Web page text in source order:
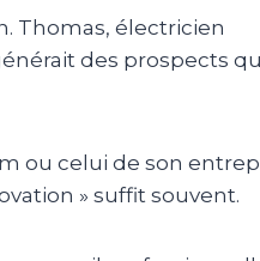
Thomas, électricien
des prospects
ou celui de son
» suffit souvent.